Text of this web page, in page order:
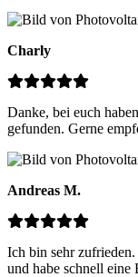
Charly
Danke, bei euch
gefunden. Gerne
Andreas M.
Ich bin sehr
und habe schnell